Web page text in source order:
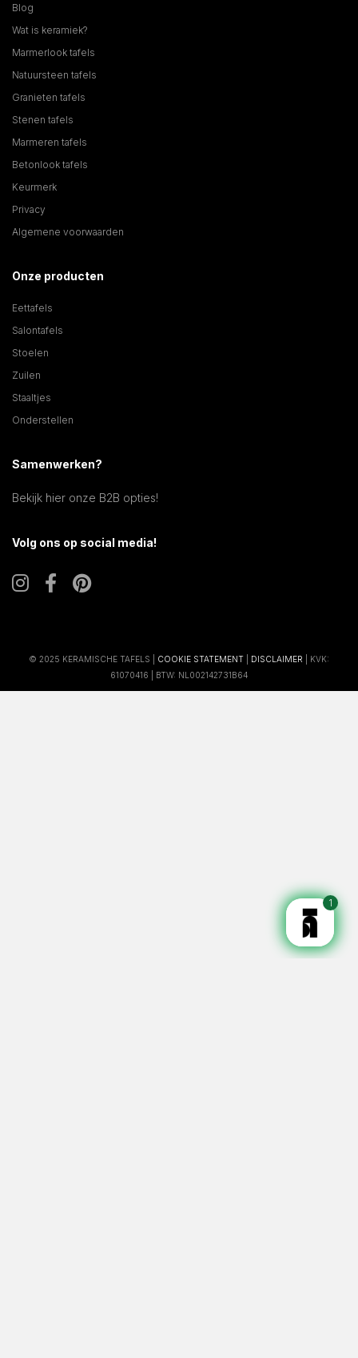
Blog
Wat is keramiek?
Marmerlook tafels
Natuursteen tafels
Granieten tafels
Stenen tafels
Marmeren tafels
Betonlook tafels
Keurmerk
Privacy
Algemene voorwaarden
Onze producten
Eettafels
Salontafels
Stoelen
Zuilen
Staaltjes
Onderstellen
Samenwerken?
Bekijk hier onze B2B opties!
Volg ons op social media!
© 2025 KERAMISCHE TAFELS | COOKIE STATEMENT DISCLAIMER | KVK:
61070416 | BTW: NL002142731B64
1